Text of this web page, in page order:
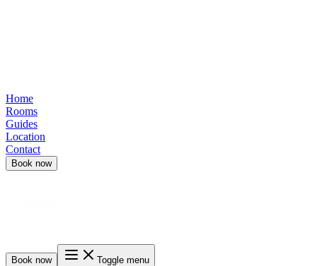
Home
Rooms
Guides
Location
Contact
Book now
Book now Toggle menu